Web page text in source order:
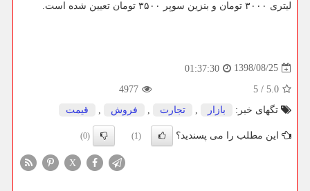
لیتری ۳۰۰۰ تومان و بنزین سوپر ۳۵۰۰ تومان تعیین شده است.
1398/08/25
01:37:30
5.0
/
5
4977
تگهای خبر:
بازار , تجارت , فروش , قیمت
این مطلب را می پسندید؟ (1)
(0)
X